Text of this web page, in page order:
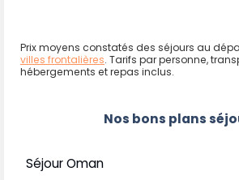
Prix moyens constatés des séjours au
villes frontalières. Tarifs par personne,
hébergements et repas inclus.
Nos bons plans
Séjour Oman